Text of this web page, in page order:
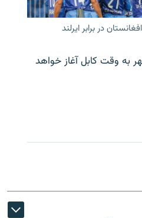
در برابر ایرلند
۲:۱۵ بعد از ظهر به وقت کابل آغاز خواهد